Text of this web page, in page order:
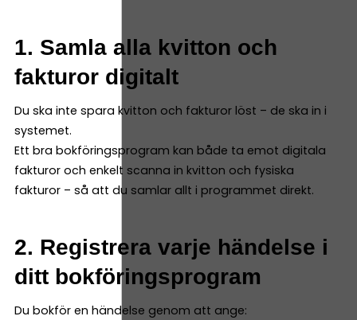
1. Samla alla kvitton och
fakturor digitalt
Du ska inte spara kvitton och fakturor löst – de ska in i
systemet.
Ett bra bokföringsprogram kan både ta emot digitala
fakturor och enkelt scanna in kvitton och fysiska
fakturor – så att du samlar allt i programmet direkt.
2. Registrera varje händelse i
ditt bokföringsprogram
Du bokför en händelse genom att ange: